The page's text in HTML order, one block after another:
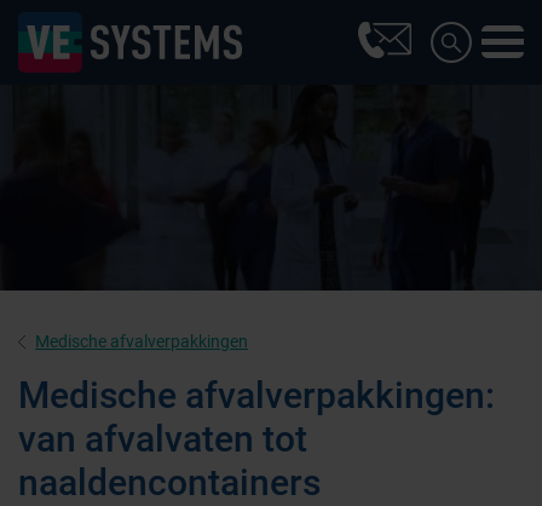
Medische afvalverpakkingen
Medische afvalverpakkingen:
van afvalvaten tot
naaldencontainers